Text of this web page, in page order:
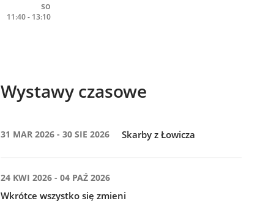
so
11:40 - 13:10
Wystawy czasowe
31 MAR 2026 - 30 SIE 2026 Skarby z Łowicza
24 KWI 2026 - 04 PAŹ 2026
Wkrótce wszystko się zmieni